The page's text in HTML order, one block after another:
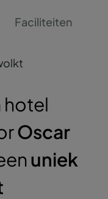
Faciliteiten
hotel
Oscar
uniek